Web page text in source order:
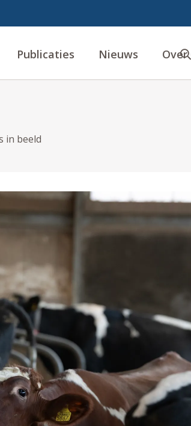
Publicaties Nieuws Over
in beeld